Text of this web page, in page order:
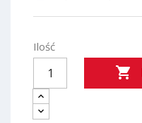
Ilość
